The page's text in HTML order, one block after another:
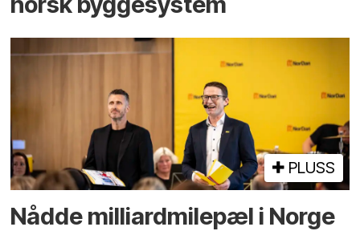
PLUSS
Nådde milliard­­milepæl i Norge